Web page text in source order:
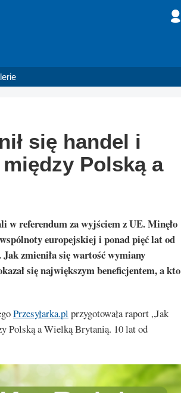
się handel i
Polską a
w referendum za wyjściem z UE. Minęło
europejskiej i ponad pięć lat od
zmieniła się wartość wymiany
się największym beneficjentem, a kto
Przesyłarka.pl przygotowała raport „Jak
Polską a Wielką Brytanią. 10 lat od